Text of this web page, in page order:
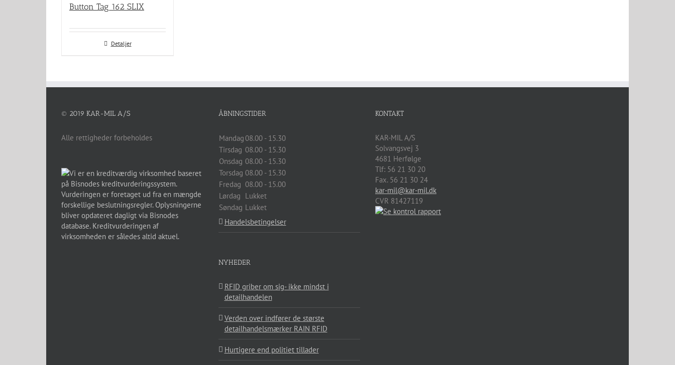
Button Tag 162 SLIX
Detaljer
© 2019 KAR-MIL A/S
Alle rettigheder forbeholdes
ÅBNINGSTIDER
Mandag08.00 - 15.30
Tirsdag 08.00 - 15.30
Onsdag 08.00 - 15.30
Torsdag 08.00 - 15.30
Fredag 08.00 - 15.00
Lørdag Lukket
Søndag Lukket
KONTAKT
KAR-MIL A/S
Solvangsvej 3
4681 Herfølge
Tlf: 56 21 30 20
Fax. 56 21 30 24
kar-mil@kar-mil.dk
CVR 81427119
Handelsbetingelser
NYHEDER
RFID griber om sig- ikke mindst i
detailhandelen
Verden over indfører de største
detailhandelsmærker RAIN RFID
Hurtigere end politiet tillader